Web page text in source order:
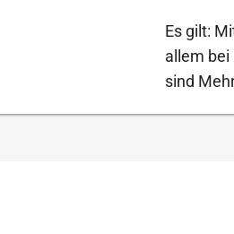
Es gilt:
allem
sind